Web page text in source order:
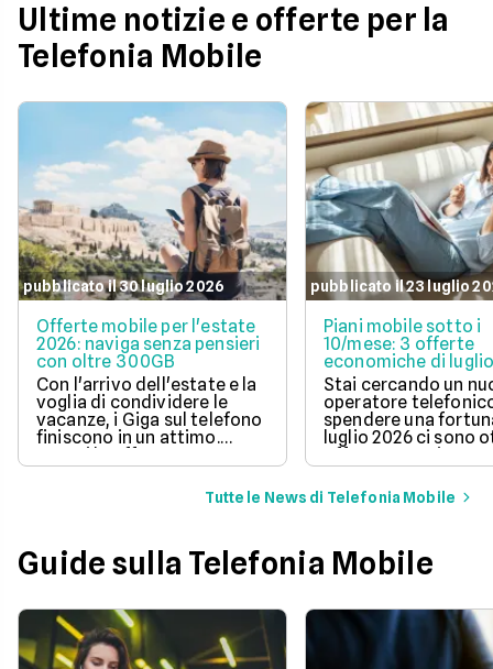
Ultime notizie e offerte per la
Telefonia Mobile
pubblicato il 30 luglio 2026
Offerte mobile per l'estate
2026: naviga senza pensieri
con oltre 300GB
Con l'arrivo dell'estate e la
voglia di condividere le
vacanze, i Giga sul telefono
finiscono in un attimo.
telefoniche di luglio 2026
per navigare veloci in 5G
con tantissimi Giga e
pubblicato il 23 luglio
Piani mobile sotto i
10/mese: 3 offerte
economiche di
Stai cercando un
operatore
spendere una
luglio 2026 ci sono
mese che includono
tantissimi Giga e la
connessione 5G.
Tutte le News di Telefonia Mobile
Guide sulla Telefonia Mobile